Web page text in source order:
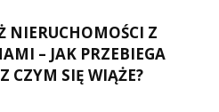
NIERUCHOMOŚCI Z
– JAK PRZEBIEGA
CZYM SIĘ WIĄŻE?